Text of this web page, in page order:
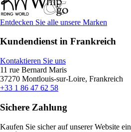
Entdecken Sie alle unsere Marken
Kundendienst in Frankreich
Kontaktieren Sie uns
11 rue Bernard Maris
37270 Montlouis-sur-Loire, Frankreich
+33 1 86 47 62 58
Sichere Zahlung
Kaufen Sie sicher auf unserer Website ein